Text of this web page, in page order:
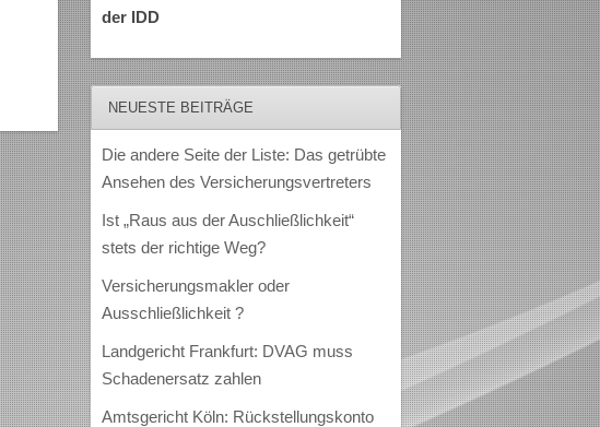
der IDD
NEUESTE BEITRÄGE
Die andere Seite der Liste: Das getrübte
Ansehen des Versicherungsvertreters
Ist „Raus aus der Auschließlichkeit“
stets der richtige Weg?
Versicherungsmakler oder
Ausschließlichkeit ?
Landgericht Frankfurt: DVAG muss
Schadenersatz zahlen
Amtsgericht Köln: Rückstellungskonto